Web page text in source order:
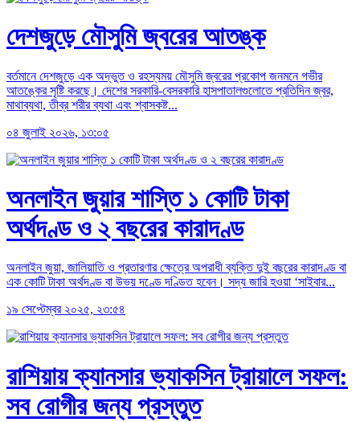
দেশজুড়ে মৌসুমি জ্বরের আতঙ্ক
বর্তমানে দেশজুড়ে এক অদ্ভুত ও রহস্যময় মৌসুমি জ্বরের প্রকোপ জনমনে গভীর
আতঙ্কের সৃষ্টি করছে। দেশের সরকারি-বেসরকারি হাসপাতালগুলোতে প্রতিদিন জ্বর,
মাথাব্যথা, তীব্র শরীর ব্যথা এবং শ্বাসকষ্ট...
০৪ জুলাই ২০২৬, ১৩:০৫
অনলাইন জুয়ার শাস্তি ১ কোটি টাকা
অর্থদণ্ড ও ২ বছরের কারাদণ্ড
অনলাইন জুয়া, জালিয়াতি ও প্রতারণার ক্ষেত্রে অপরাধী ব্যক্তি দুই বছরের কারাদণ্ড বা
এক কোটি টাকা অর্থদণ্ড বা উভয় দণ্ডে দণ্ডিত হবেন। সদ্য জারি হওয়া ‘সাইবার...
১৯ সেপ্টেম্বর ২০২৫, ২৩:৫৪
রাশিয়ায় ক্যানসার ভ্যাকসিন ট্রায়ালে সফল:
সব রোগীর জন্য প্রস্তুত